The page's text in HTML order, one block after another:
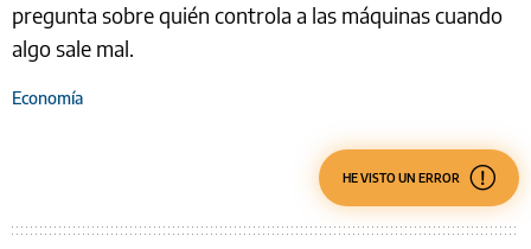
pregunta sobre quién controla a las máquinas cuando
algo sale mal.
Economía
HE VISTO UN ERROR